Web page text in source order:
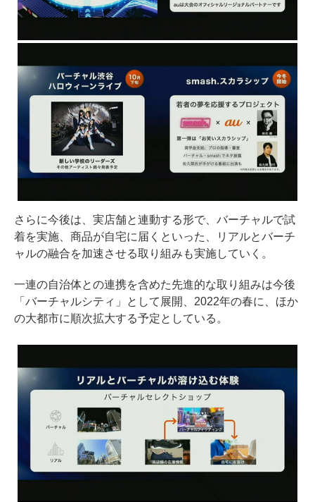
さらに今後は、実店舗と連動する形で、バーチャルで試
着を実施、商品が自宅に届くといった、リアルとバーチ
ャルの融合を加速させる取り組みも実施していく。
一連の自治体との連携を含めた先進的な取り組みは今後
「バーチャルシティ」として展開、2022年の春に、ほか
の大都市に順次拡大する予定としている。